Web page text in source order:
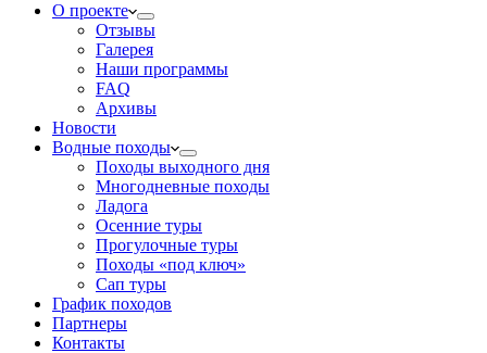
О проекте
Отзывы
Галерея
Наши программы
FAQ
Архивы
Новости
Водные походы
Походы выходного дня
Многодневные походы
Ладога
Осенние туры
Прогулочные туры
Походы «под ключ»
Сап туры
График походов
Партнеры
Контакты